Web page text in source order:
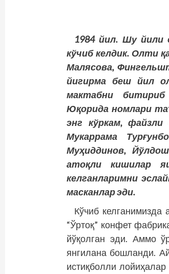
1984 йил. Шу йили
кўчиб келдик. Олти
Малясова,
йигирма беш йил
мактабни
Юқорида номлари
энг кўркам,
Мукаррама
Муҳиддинов,
атоқли кишилар
келганларимни
масканлар эди.
Кўчиб келганимизда
“Ўртоқ” конфет
йўқолган эди. Аммо
янгилана бошланди.
истиқболли